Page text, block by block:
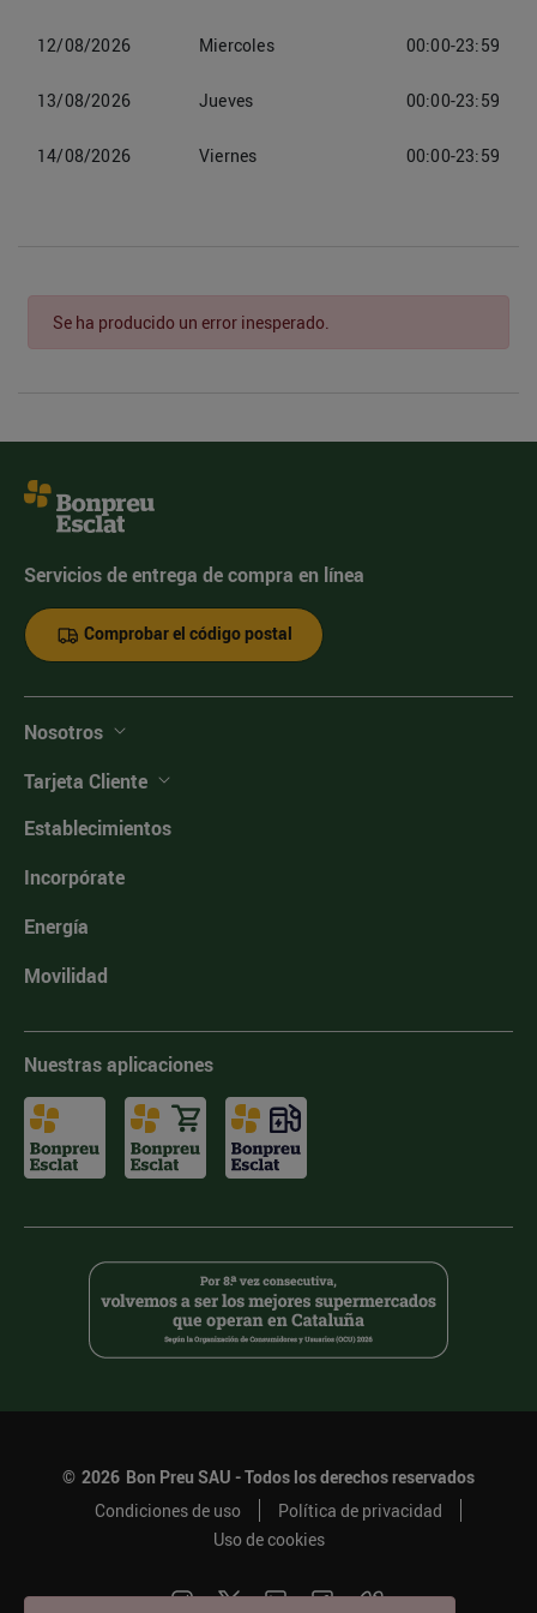
12/08/2026 Miercoles 00:00-23:59
13/08/2026 Jueves 00:00-23:59
14/08/2026 Viernes 00:00-23:59
Se ha producido un error inesperado.
Servicios de entrega de compra en línea
Comprobar el código postal
Nosotros
Tarjeta Cliente
Establecimientos
Incorpórate
Energía
Movilidad
Nuestras aplicaciones
© 2026 Bon Preu SAU - Todos los derechos reservados
Condiciones de uso
Política de privacidad
Uso de cookies